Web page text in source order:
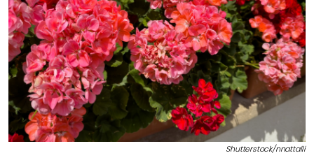
Shutterstock/nnattalli